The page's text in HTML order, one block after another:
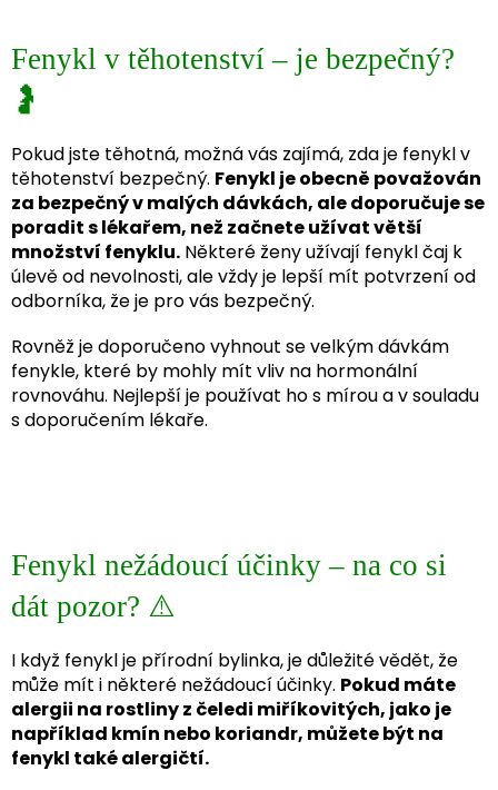
Fenykl v těhotenství – je bezpečný?
🤰
Pokud jste těhotná, možná vás zajímá, zda je fenykl v
těhotenství bezpečný. Fenykl je obecně považován
za bezpečný v malých dávkách, ale doporučuje se
poradit s lékařem, než začnete užívat větší
množství fenyklu. Některé ženy užívají fenykl čaj k
úlevě od nevolnosti, ale vždy je lepší mít potvrzení od
odborníka, že je pro vás bezpečný.
Rovněž je doporučeno vyhnout se velkým dávkám
fenykle, které by mohly mít vliv na hormonální
rovnováhu. Nejlepší je používat ho s mírou a v souladu
s doporučením lékaře.
Fenykl nežádoucí účinky – na co si
dát pozor? ⚠️
I když fenykl je přírodní bylinka, je důležité vědět, že
může mít i některé nežádoucí účinky. Pokud máte
alergii na rostliny z čeledi miříkovitých, jako je
například kmín nebo koriandr, můžete být na
fenykl také alergičtí.